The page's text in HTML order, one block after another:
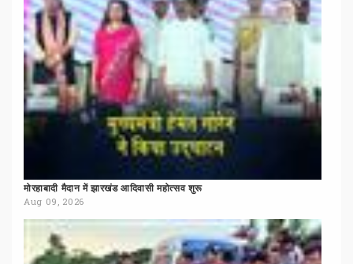
मोरहाबादी मैदान में झारखंड आदिवासी महोत्सव शुरू
Aug 09, 2026